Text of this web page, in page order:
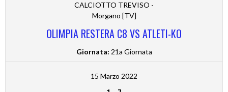
CALCIOTTO TREVISO -
Morgano [TV]
OLIMPIA RESTERA C8 VS ATLETI-KO
Giornata: 21a Giornata
15 Marzo 2022